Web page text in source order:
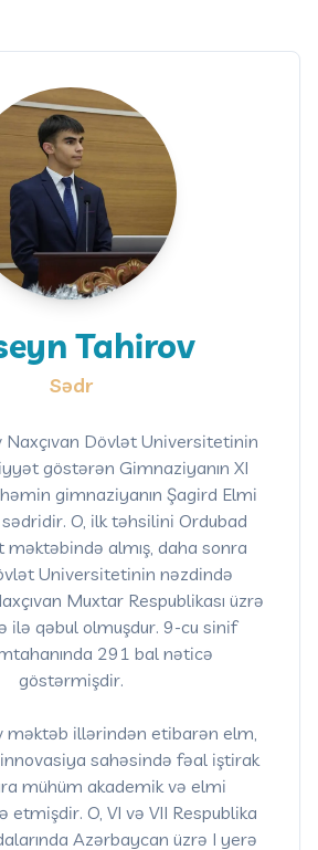
Tahirov
Sədr
Naxçıvan Dövlət Universitetinin
göstərən Gimnaziyanın XI
gimnaziyanın Şagird Elmi
O, ilk təhsilini Ordubad
almış, daha sonra
Universitetinin nəzdində
Muxtar Respublikası üzrə
ilə qəbul olmuşdur. 9-cu sinif
291 bal nəticə
göstərmişdir.
məktəb illərindən etibarən elm,
sahəsində fəal iştirak
mühüm akademik və elmi
O, VI və VII Respublika
Azərbaycan üzrə I yerə